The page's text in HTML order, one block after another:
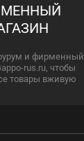
и фирменный
rus.ru, чтобы
товары вживую